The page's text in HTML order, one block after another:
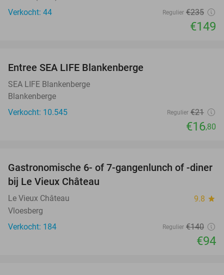
Verkocht: 44
Regulier €235
€149
Entree SEA LIFE Blankenberge
SEA LIFE Blankenberge
Blankenberge
Verkocht: 10.545
Regulier €21
€16,80
33%
Gastronomische 6- of 7-gangenlunch of -diner
bij Le Vieux Château
Le Vieux Château 9.8 star
Vloesberg
Verkocht: 184
Regulier €140
€94